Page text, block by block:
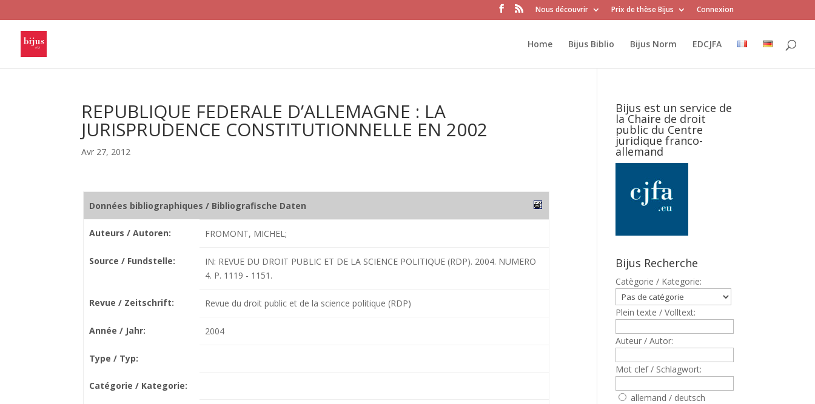
Nous découvrir Prix de thèse Bijus Connexion
Home Bijus Biblio Bijus Norm EDCJFA
REPUBLIQUE FEDERALE D’ALLEMAGNE : LA
JURISPRUDENCE CONSTITUTIONNELLE EN 2002
Avr 27, 2012
Données bibliographiques / Bibliografische Daten
Auteurs / Autoren: FROMONT, MICHEL;
Source / Fundstelle:
IN: REVUE DU DROIT PUBLIC ET DE LA SCIENCE POLITIQUE (RDP). 2004. NUMERO
4. P. 1119 - 1151.
Revue / Zeitschrift: Revue du droit public et de la science politique (RDP)
Année / Jahr: 2004
Type / Typ:
Catégorie / Kategorie:
Bijus est un service de
la Chaire de droit
public du Centre
juridique franco-
allemand
Bijus Recherche
Catègorie / Kategorie:
Plein texte / Volltext:
Auteur / Autor:
Mot clef / Schlagwort:
allemand / deutsch